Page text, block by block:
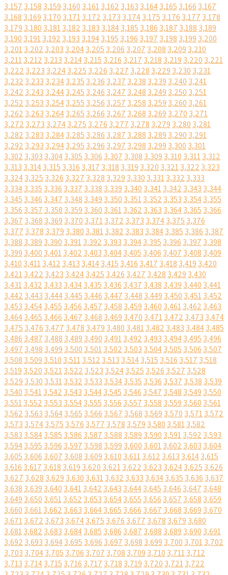
3,157 3,158 3,159 3,160 3,1613,162 3,163 3,1643,165 3,166 3,167
3,168 3,169 3,170 3,1713,172 3,173 3,1743,175 3,176 3,177 3,178
3,179 3,180 3,1813,182 3,183 3,1843,185 3,186 3,187 3,188 3,189
3,190 3,1913,192 3,193 3,1943,195 3,196 3,197 3,198 3,199 3,200
3,2013,202 3,203 3,2043,205 3,206 3,207 3,208 3,209 3,210
3,2113,212 3,213 3,2143,215 3,216 3,217 3,218 3,219 3,220 3,221
3,222 3,223 3,2243,225 3,226 3,227 3,228 3,229 3,230 3,231
3,232 3,233 3,2343,235 3,236 3,237 3,238 3,239 3,240 3,241
3,242 3,243 3,2443,245 3,246 3,247 3,248 3,249 3,250 3,251
3,252 3,253 3,2543,255 3,256 3,257 3,258 3,259 3,260 3,261
3,262 3,263 3,2643,265 3,266 3,267 3,268 3,269 3,270 3,271
3,272 3,273 3,2743,275 3,276 3,277 3,278 3,279 3,280 3,281
3,282 3,283 3,2843,285 3,286 3,287 3,288 3,289 3,290 3,291
3,292 3,293 3,2943,295 3,296 3,297 3,298 3,299 3,300 3,301
3,302 3,303 3,3043,305 3,306 3,307 3,308 3,309 3,310 3,3113,312
3,313 3,3143,315 3,316 3,317 3,318 3,319 3,320 3,3213,322 3,323
3,3243,325 3,326 3,327 3,328 3,329 3,330 3,3313,332 3,333
3,3343,335 3,336 3,337 3,338 3,339 3,340 3,3413,342 3,343 3,344
3,345 3,346 3,347 3,348 3,349 3,350 3,3513,352 3,353 3,3543,355
3,356 3,357 3,358 3,359 3,360 3,3613,362 3,363 3,3643,365 3,366
3,367 3,368 3,369 3,370 3,3713,372 3,373 3,3743,375 3,376
3,377 3,378 3,379 3,380 3,3813,382 3,383 3,3843,385 3,386 3,387
3,388 3,389 3,390 3,3913,392 3,393 3,3943,395 3,396 3,397 3,398
3,399 3,400 3,4013,402 3,403 3,4043,405 3,406 3,407 3,408 3,409
3,410 3,4113,412 3,413 3,4143,415 3,416 3,417 3,418 3,419 3,420
3,4213,422 3,423 3,4243,425 3,426 3,427 3,428 3,429 3,430
3,4313,432 3,433 3,4343,435 3,436 3,437 3,438 3,439 3,440 3,441
3,442 3,443 3,4443,445 3,446 3,447 3,448 3,449 3,450 3,4513,452
3,453 3,4543,455 3,456 3,457 3,458 3,459 3,460 3,4613,462 3,463
3,4643,465 3,466 3,467 3,468 3,469 3,470 3,4713,472 3,473 3,474
3,475 3,476 3,477 3,478 3,479 3,480 3,4813,482 3,483 3,4843,485
3,486 3,487 3,488 3,489 3,490 3,4913,492 3,493 3,4943,495 3,496
3,497 3,498 3,499 3,500 3,5013,502 3,503 3,5043,505 3,506 3,507
3,508 3,509 3,510 3,5113,512 3,513 3,5143,515 3,516 3,517 3,518
3,519 3,520 3,5213,522 3,523 3,5243,525 3,526 3,527 3,528
3,529 3,530 3,5313,532 3,533 3,5343,535 3,536 3,537 3,538 3,539
3,540 3,5413,542 3,543 3,5443,545 3,546 3,547 3,548 3,549 3,550
3,5513,552 3,553 3,5543,555 3,556 3,557 3,558 3,559 3,560 3,561
3,562 3,563 3,5643,565 3,566 3,567 3,568 3,569 3,570 3,5713,572
3,573 3,5743,575 3,576 3,577 3,578 3,579 3,580 3,5813,582
3,583 3,5843,585 3,586 3,587 3,588 3,589 3,590 3,5913,592 3,593
3,5943,595 3,596 3,597 3,598 3,599 3,600 3,6013,602 3,603 3,604
3,605 3,606 3,607 3,608 3,609 3,610 3,6113,612 3,613 3,6143,615
3,616 3,617 3,618 3,619 3,620 3,6213,622 3,623 3,6243,625 3,626
3,627 3,628 3,629 3,630 3,6313,632 3,633 3,6343,635 3,636 3,637
3,638 3,639 3,640 3,6413,642 3,643 3,6443,645 3,646 3,647 3,648
3,649 3,650 3,6513,652 3,653 3,6543,655 3,656 3,657 3,658 3,659
3,660 3,6613,662 3,663 3,6643,665 3,666 3,667 3,668 3,669 3,670
3,6713,672 3,673 3,6743,675 3,676 3,677 3,678 3,679 3,680
3,6813,682 3,683 3,6843,685 3,686 3,687 3,688 3,689 3,690 3,691
3,692 3,693 3,6943,695 3,696 3,697 3,698 3,699 3,700 3,7013,702
3,703 3,7043,705 3,706 3,707 3,708 3,709 3,710 3,7113,712
3,713 3,7143,715 3,716 3,717 3,718 3,719 3,720 3,7213,722